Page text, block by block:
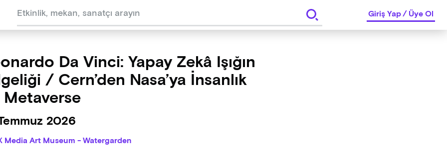
Giriş Yap/Üye Ol
Da Vinci: Yapay Zekâ Işığın
/ Cern’den Nasa’ya İnsanlık
Metaverse
2026
Media Art Museum - Watergarden